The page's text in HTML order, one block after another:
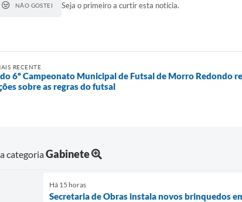
NÃO GOSTEI Seja o primeiro a curtir esta notícia.
RECENTE
6º Campeonato Municipal de Futsal de Morro Redondo
sobre as regras do futsal
categoriaGabinete
Há 15 horas
Secretaria de Obras instala novos brinquedos